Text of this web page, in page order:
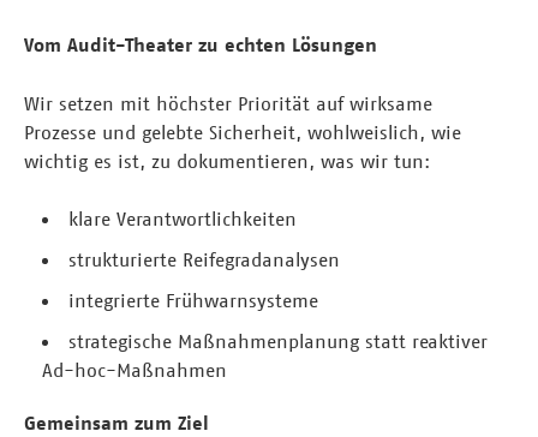
Vom Audit-Theater zu echten Lösungen
Wir setzen mit höchster Priorität auf wirksame
Prozesse und gelebte Sicherheit, wohlweislich, wie
wichtig es ist, zu dokumentieren, was wir tun:
klare Verantwortlichkeiten
strukturierte Reifegradanalysen
integrierte Frühwarnsysteme
strategische Maßnahmenplanung statt reaktiver
Ad-hoc-Maßnahmen
Gemeinsam zum Ziel